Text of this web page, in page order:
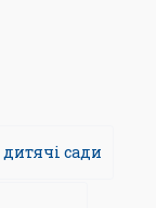
дитячі сади